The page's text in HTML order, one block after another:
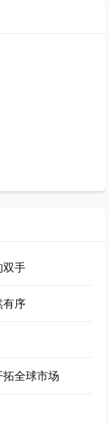
双手
有序
全球市场